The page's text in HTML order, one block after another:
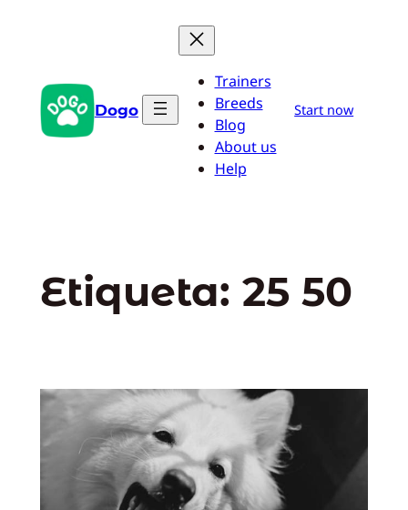
Dogo
Trainers
Breeds
Blog
About us
Help
Start now
Etiqueta: 25 50